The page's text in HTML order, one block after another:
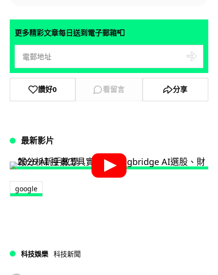
更多精彩文章每日送到電子郵箱📮
讚好0 看留言 分享
最新影片
google
科技娛樂 科技新聞